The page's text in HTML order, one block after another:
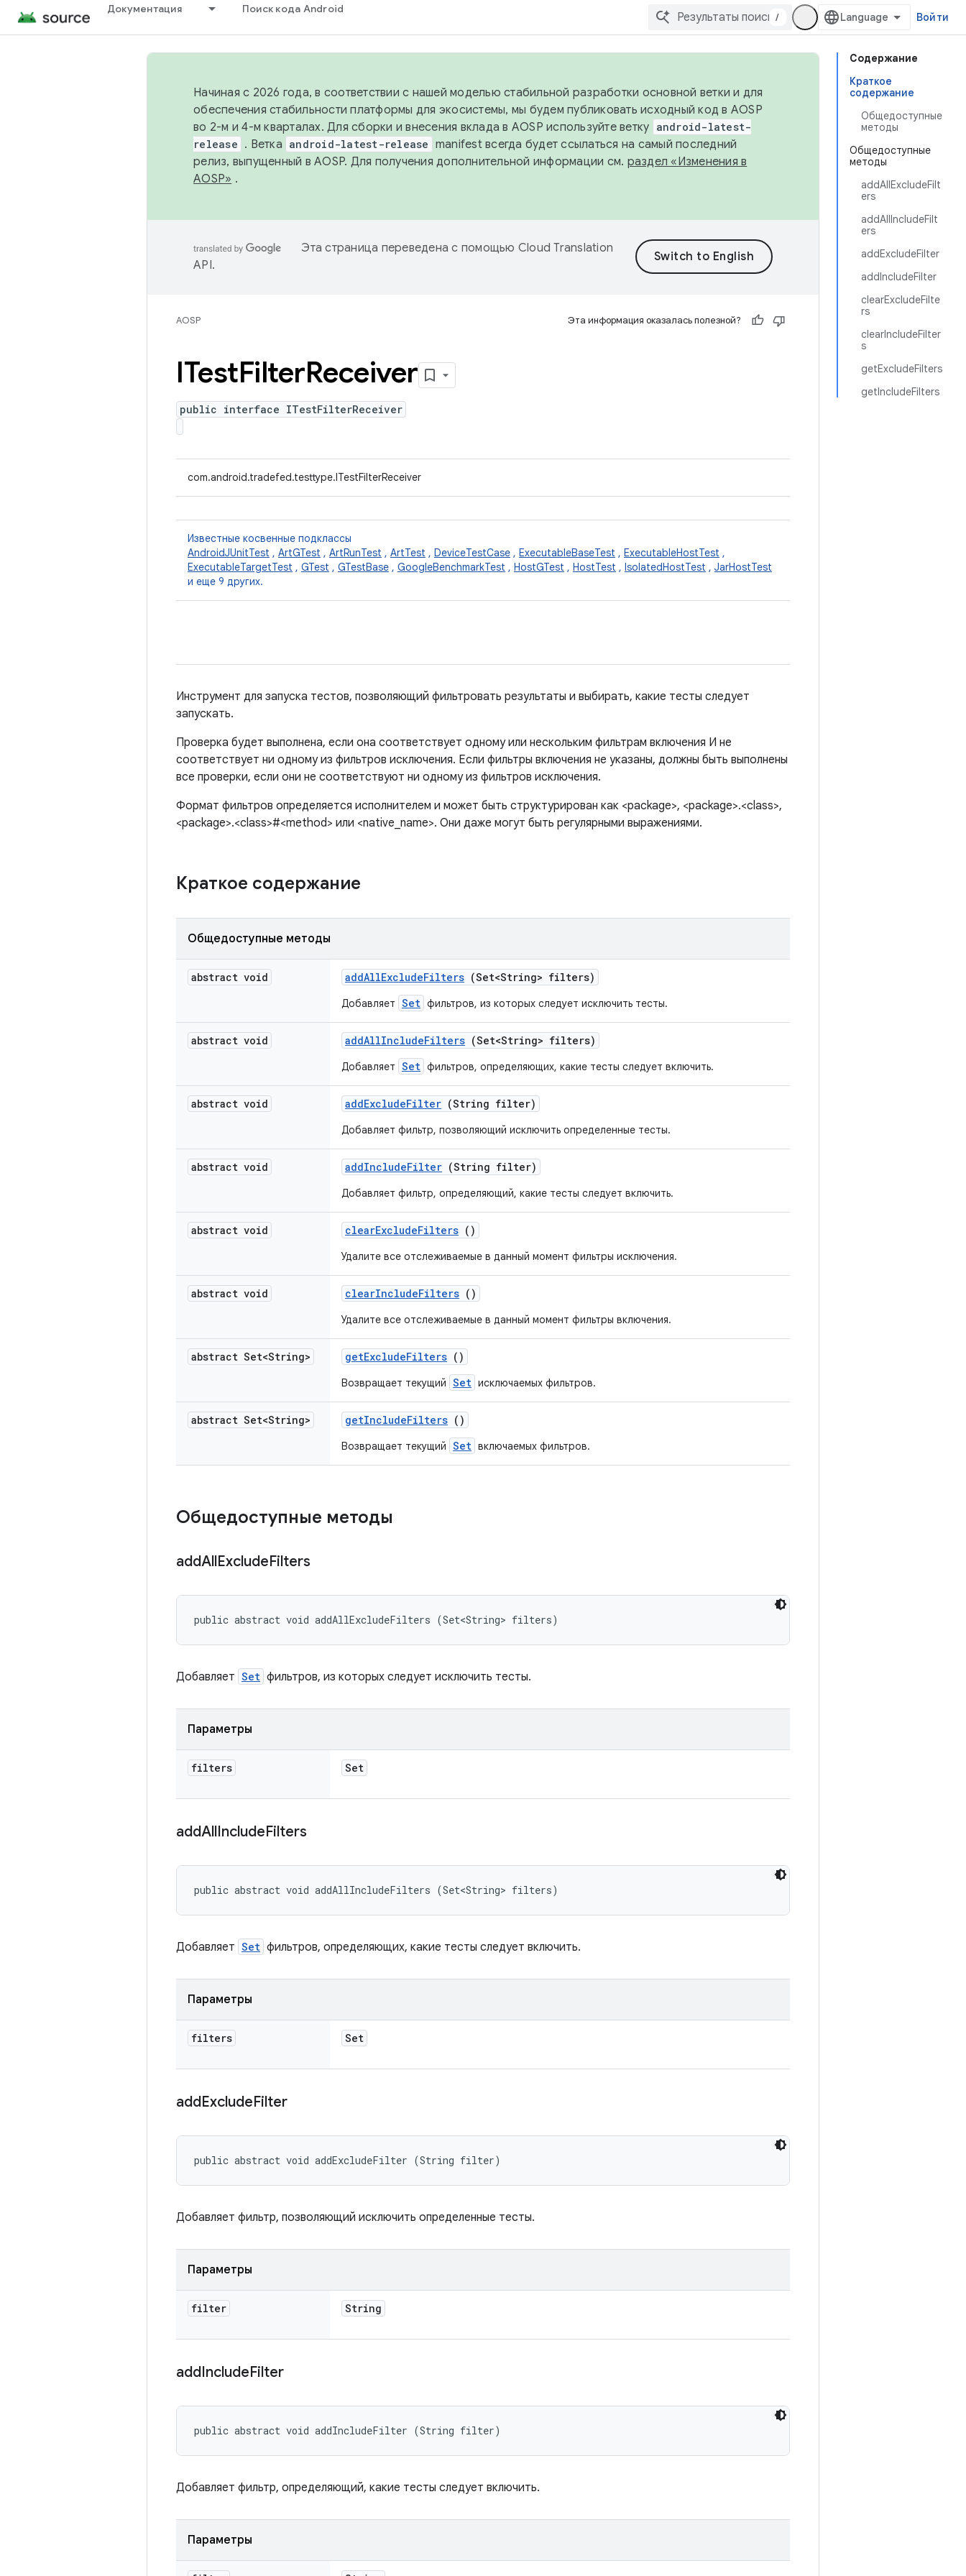
Документация Поиск кода Android
/ Войти
Содержание
Краткое
содержание
Общедоступные
методы
Общедоступные
методы
addAllExcludeFilt
ers
addAllIncludeFilt
ers
addExcludeFilter
addIncludeFilter
clearExcludeFilte
rs
clearIncludeFilter
s
getExcludeFilters
getIncludeFilters
Начиная с 2026 года, в соответствии с нашей моделью стабильной разработки основной ветки и для
обеспечения стабильности платформы для экосистемы, мы будем публиковать исходный код в AOSP
во 2-м и 4-м кварталах. Для сборки и внесения вклада в AOSP используйте ветку android-latest-
release . Ветка android-latest-release manifest всегда будет ссылаться на самый последний
релиз, выпущенный в AOSP. Для получения дополнительной информации см. раздел «Изменения в
AOSP» .
Эта страница переведена с помощью Cloud Translation
API.
AOSP Эта информация оказалась полезной?
ITestFilterReceiver
public interface ITestFilterReceiver
com.android.tradefed.testtype.ITestFilterReceiver
Известные косвенные подклассы
AndroidJUnitTest , ArtGTest , ArtRunTest , ArtTest , DeviceTestCase , ExecutableBaseTest , ExecutableHostTest ,
ExecutableTargetTest , GTest , GTestBase , GoogleBenchmarkTest , HostGTest , HostTest , IsolatedHostTest , JarHostTest
и еще 9 других.
Инструмент для запуска тестов, позволяющий фильтровать результаты и выбирать, какие тесты следует
запускать.
Проверка будет выполнена, если она соответствует одному или нескольким фильтрам включения И не
соответствует ни одному из фильтров исключения. Если фильтры включения не указаны, должны быть выполнены
все проверки, если они не соответствуют ни одному из фильтров исключения.
Формат фильтров определяется исполнителем и может быть структурирован как <package>, <package>.<class>,
<package>.<class>#<method> или <native_name>. Они даже могут быть регулярными выражениями.
Краткое содержание
Общедоступные методы
abstract void addAllExcludeFilters (Set<String> filters)
Добавляет Set фильтров, из которых следует исключить тесты.
abstract void addAllIncludeFilters (Set<String> filters)
Добавляет Set фильтров, определяющих, какие тесты следует включить.
abstract void addExcludeFilter (String filter)
Добавляет фильтр, позволяющий исключить определенные тесты.
abstract void addIncludeFilter (String filter)
Добавляет фильтр, определяющий, какие тесты следует включить.
abstract void clearExcludeFilters ()
Удалите все отслеживаемые в данный момент фильтры исключения.
abstract void clearIncludeFilters ()
Удалите все отслеживаемые в данный момент фильтры включения.
abstract Set<String> getExcludeFilters ()
Возвращает текущий Set исключаемых фильтров.
abstract Set<String> getIncludeFilters ()
Возвращает текущий Set включаемых фильтров.
Общедоступные методы
addAllExcludeFilters
public abstract void addAllExcludeFilters (Set<String> filters)
Добавляет Set фильтров, из которых следует исключить тесты.
Параметры
filters Set
addAllIncludeFilters
public abstract void addAllIncludeFilters (Set<String> filters)
Добавляет Set фильтров, определяющих, какие тесты следует включить.
Параметры
filters Set
addExcludeFilter
public abstract void addExcludeFilter (String filter)
Добавляет фильтр, позволяющий исключить определенные тесты.
Параметры
filter String
addIncludeFilter
public abstract void addIncludeFilter (String filter)
Добавляет фильтр, определяющий, какие тесты следует включить.
Параметры